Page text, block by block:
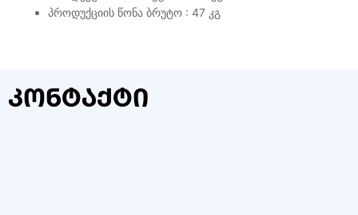
პროდუქციის წონა ბრუტო : 47 კგ
კონტაქტი